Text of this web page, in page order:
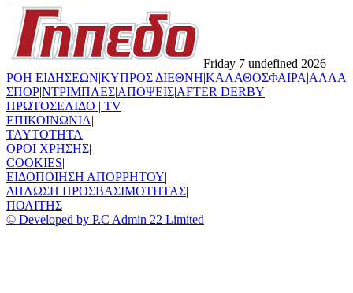
Friday 7 undefined 2026
ΡΟΗ ΕΙΔΗΣΕΩΝ|ΚΥΠΡΟΣ|ΔΙΕΘΝΗ|ΚΑΛΑΘΟΣΦΑΙΡΑ|ΑΛΛΑ
ΣΠΟΡ|ΝΤΡΙΜΠΛΕΣ|ΑΠΟΨΕΙΣ|AFTER DERBY|
ΠΡΩΤΟΣΕΛΙΔΟ | TV
ΕΠΙΚΟΙΝΩΝΙΑ|
TAYTOTHTA|
ΟΡΟΙ ΧΡΗΣΗΣ|
COOKIES|
ΕΙΔΟΠΟΙΗΣΗ ΑΠΟΡΡΗΤΟΥ|
ΔΗΛΩΣΗ ΠΡΟΣΒΑΣΙΜΟΤΗΤΑΣ|
ΠΟΛΙΤΗΣ
© Developed by P.C Admin 22 Limited